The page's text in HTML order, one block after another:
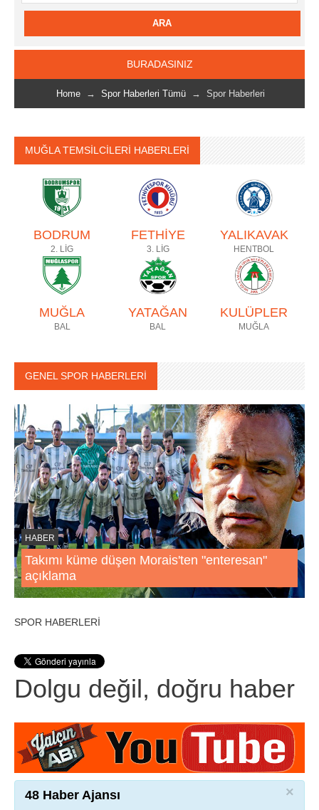
BURADASINIZ
Home → Spor Haberleri Tümü → Spor Haberleri
MUĞLA TEMSİLCİLERİ HABERLERİ
BODRUM
2. LİG
FETHİYE
3. LİG
YALIKAVAK
HENTBOL
MUĞLA
BAL
YATAĞAN
BAL
KULÜPLER
MUĞLA
GENEL SPOR HABERLERİ
HABER
Takımı küme düşen Morais'ten "enteresan"
açıklama
SPOR HABERLERİ
Dolgu değil, doğru haber
×
48 Haber Ajansı